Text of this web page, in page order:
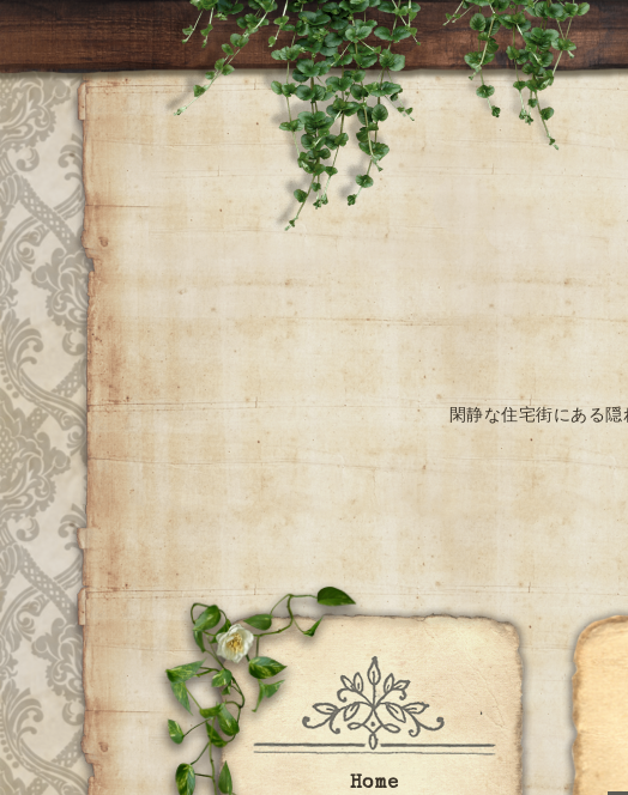
閑静な住宅街にある
Home